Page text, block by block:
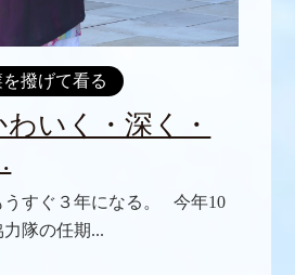
撥げて看る
いく・深く・
うすぐ３年になる。 今年10
隊の任期...